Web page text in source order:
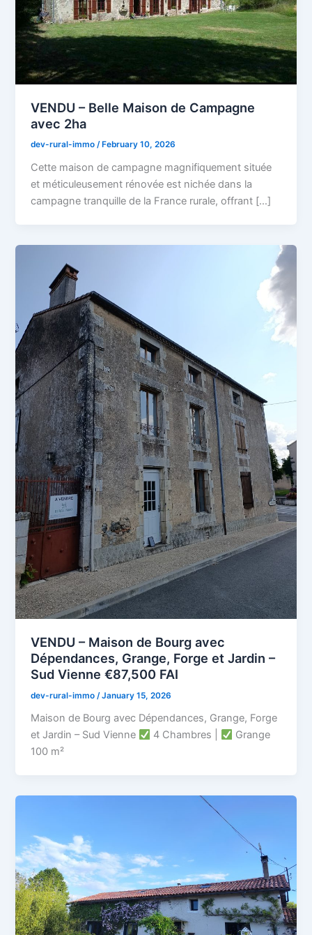
VENDU – Belle Maison de Campagne
avec 2ha
dev-rural-immo/ February 10, 2026
Cette maison de campagne magnifiquement située
et méticuleusement rénovée est nichée dans la
campagne tranquille de la France rurale, offrant […]
VENDU – Maison de Bourg avec
Dépendances, Grange, Forge et Jardin –
Sud Vienne €87,500 FAI
dev-rural-immo /January 15, 2026
Maison de Bourg avec Dépendances, Grange, Forge
et Jardin – Sud Vienne
4 Chambres |
Grange
100 m²